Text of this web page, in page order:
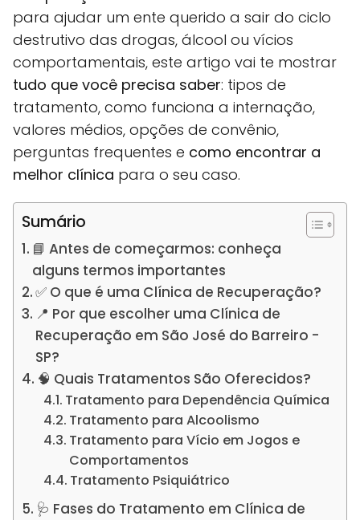
para ajudar um ente querido a sair do ciclo
destrutivo das drogas, álcool ou vícios
comportamentais, este artigo vai te mostrar
tudo que você precisa saber: tipos de
tratamento, como funciona a internação,
valores médios, opções de convênio,
perguntas frequentes e como encontrar a
melhor clínica para o seu caso.
Sumário
📘 Antes de começarmos: conheça
alguns termos importantes
✅ O que é uma Clínica de Recuperação?
📍 Por que escolher uma Clínica de
Recuperação em São José do Barreiro -
SP?
🧠 Quais Tratamentos São Oferecidos?
Tratamento para Dependência Química
Tratamento para Alcoolismo
Tratamento para Vício em Jogos e
Comportamentos
Tratamento Psiquiátrico
🩺 Fases do Tratamento em Clínica de